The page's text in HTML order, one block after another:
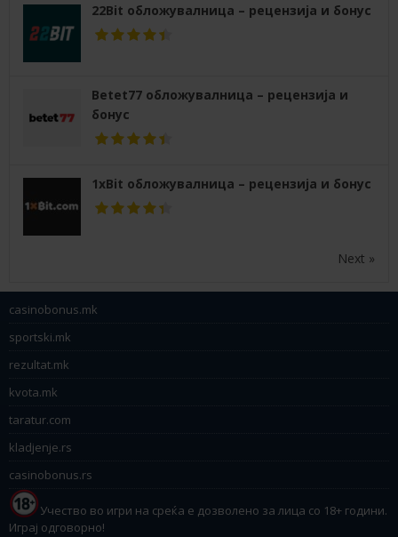
22Bit обложувалница – рецензија и бонус
Betet77 обложувалница – рецензија и
бонус
1xBit обложувалница – рецензија и бонус
Next »
casinobonus.mk
sportski.mk
rezultat.mk
kvota.mk
taratur.com
kladjenje.rs
casinobonus.rs
Учество во игри на среќа е дозволено за лица со 18+ години.
Играј одговорно!